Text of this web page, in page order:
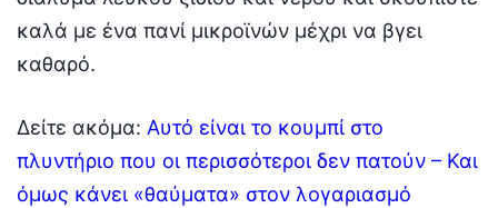
καλά με ένα πανί μικροϊνών μέχρι να βγει
καθαρό.
Δείτε ακόμα: Αυτό είναι το κουμπί στο
πλυντήριο που οι περισσότεροι δεν πατούν – Και
όμως κάνει «θαύματα» στον λογαριασμό